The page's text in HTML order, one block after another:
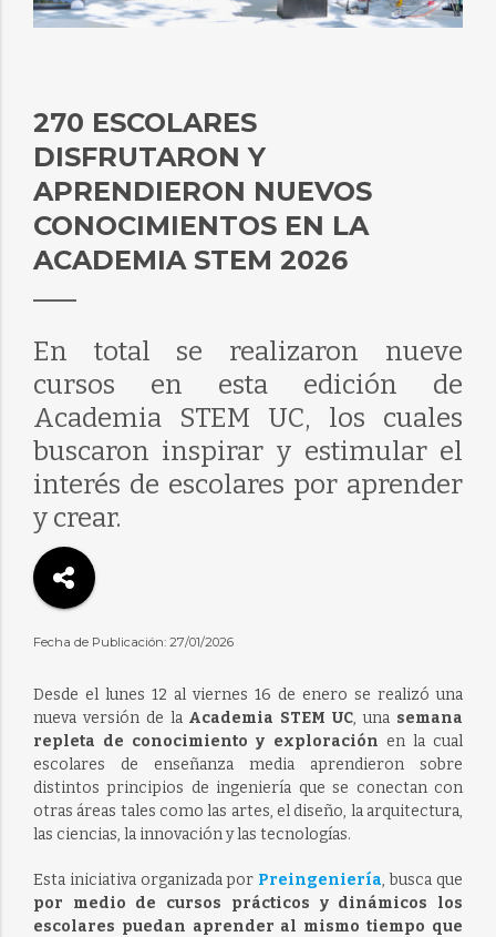
270 ESCOLARES
DISFRUTARON Y
APRENDIERON NUEVOS
CONOCIMIENTOS EN LA
ACADEMIA STEM 2026
En total se realizaron nueve
cursos en esta edición de
Academia STEM UC, los cuales
buscaron inspirar y estimular el
interés de escolares por aprender
y crear.
Fecha de Publicación: 27/01/2026
Desde el lunes 12 al viernes 16 de enero se realizó una
nueva versión de laAcademia STEM UC, una semana
repleta de conocimiento y exploración en la cual
escolares de enseñanza media aprendieron sobre
distintos principios de ingeniería que se conectan con
otras áreas tales como las artes, el diseño, la arquitectura,
las ciencias, la innovación y las tecnologías.
Esta iniciativa organizada por Preingeniería, busca que
por medio de cursos prácticos y dinámicos los
escolares puedan aprender al mismo tiempo que